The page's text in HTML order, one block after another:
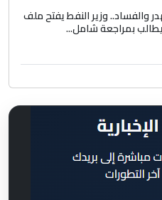
والفساد.. وزير النفط يفتح ملف
بمراجعة شامل...